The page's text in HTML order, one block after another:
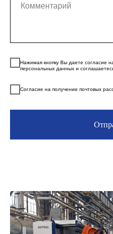
Нажимая кнопку Вы даете согласие
персональных данных и
Согласие на получение почтовых